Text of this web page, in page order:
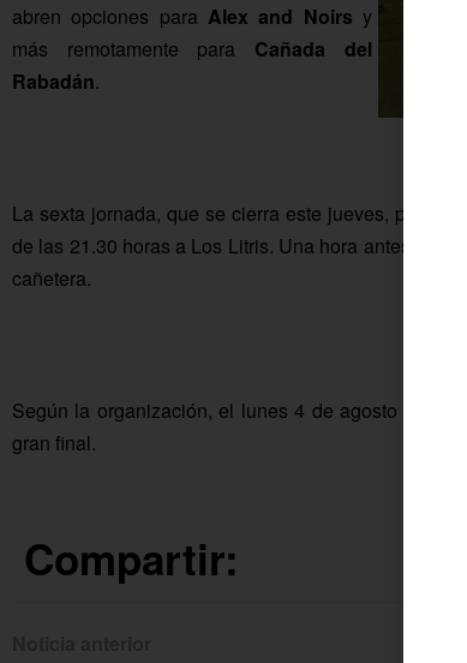
abren opciones para Alex and Noirs y
más remotamente para Cañada del
Rabadán.
La sexta jornada, que se cierra este jueves, podría
de las 21.30 horas a Los Litris. Una hora antes el
cañetera.
Según la organización, el lunes 4 de agosto se
gran final.
Compartir: